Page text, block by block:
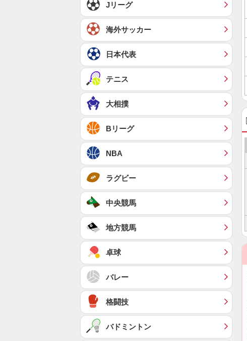
Jリーグ
海外サッカー
日本代表
テニス
大相撲
Bリーグ
NBA
ラグビー
中央競馬
地方競馬
卓球
バレー
格闘技
バドミントン